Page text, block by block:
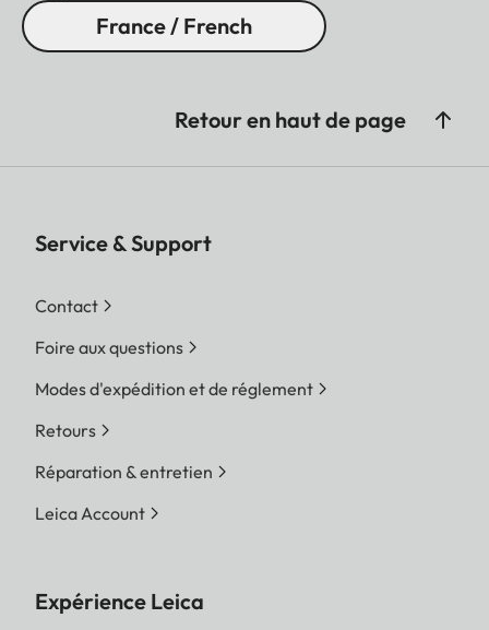
France / French
Retour en haut de page
Service & Support
Contact
Foire aux questions
Modes d'expédition et de réglement
Retours
Réparation & entretien
Leica Account
Expérience Leica